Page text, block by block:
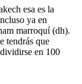
esa es la
ya en
marroquí (dh).
tendrás que
en 100